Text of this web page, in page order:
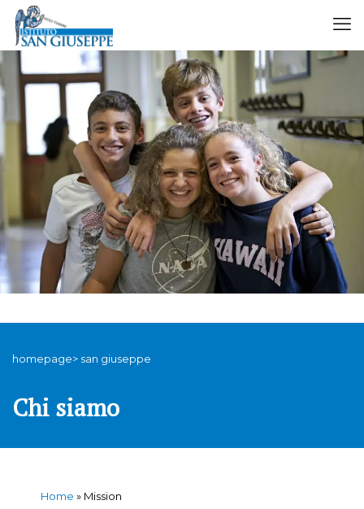
homepage> san giuseppe
Chi siamo
Home » Mission